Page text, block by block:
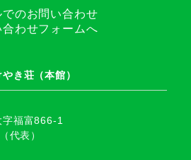
でのお問い合わせ
合わせフォームへ
き荘（本館）
福富866-1
代表）